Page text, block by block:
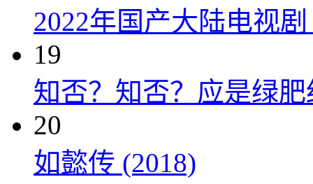
2022年国产大陆电视
19
知否？知否？应是绿肥
20
如懿传 (2018)